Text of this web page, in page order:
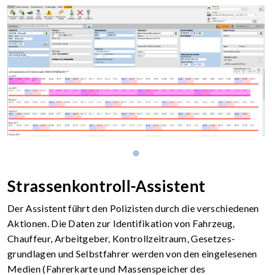
1
Strassenkontroll-Assistent
Der Assistent führt den Polizisten durch die verschiedenen
Aktionen. Die Daten zur Identifikation von Fahrzeug,
Chauffeur, Arbeitgeber, Kontrollzeitraum, Gesetzes­
grundlagen und Selbstfahrer werden von den eingelesenen
Medien (Fahrerkarte und Massenspeicher des